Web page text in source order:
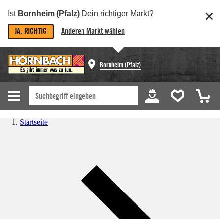
Ist Bornheim (Pfalz) Dein richtiger Markt?
JA, RICHTIG Anderen Markt wählen
Bornheim (Pfalz)
Startseite